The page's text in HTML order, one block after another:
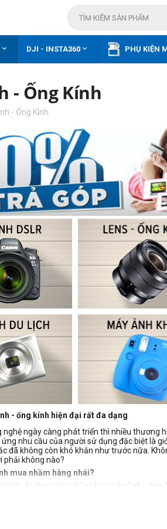
 DJI - INSTA360  PHỤ KIỆN
- Ống Kính
- Ống Kính
- ống kính hiện đại rất đa dạng
nghệ ngày càng phát triển thì nhiều
nhu cầu của người sử dụng đặc biệt là
đã không còn khó khăn như trước nữa.
phải không nào?
mua nhầm hàng nhái?
hiện, đa dạng các chủng loại
máy ảnh - ống
cầu sử dụng là điều không hề dễ dàng.